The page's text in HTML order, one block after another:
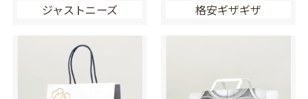
ジャストニーズ 格安ギザギザ